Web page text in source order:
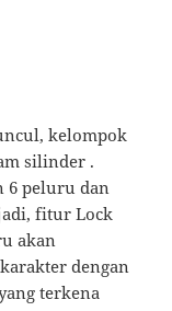
kelompok
silinder .
6 peluru dan
fitur Lock
akan
dengan
terkena